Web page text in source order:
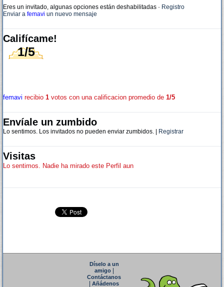
Eres un invitado, algunas opciones están deshabilitadas · Registro
Enviar a femavi un nuevo mensaje
Califícame!
1/5
femavi recibio 1 votos con una calificacion promedio de 1/5
Envíale un zumbido
Lo sentimos. Los invitados no pueden enviar zumbidos. | Registrar
Visitas
Lo sentimos. Nadie ha mirado este Perfil aun
Díselo a un
amigo|
Contáctanos
Añádenos